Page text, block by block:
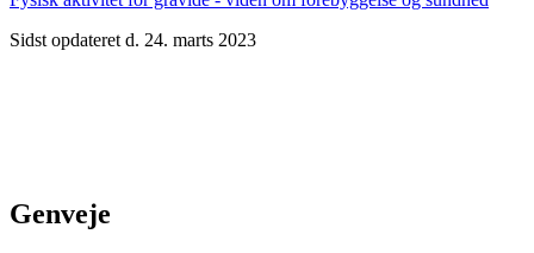
Sidst opdateret d. 24. marts 2023
Genveje